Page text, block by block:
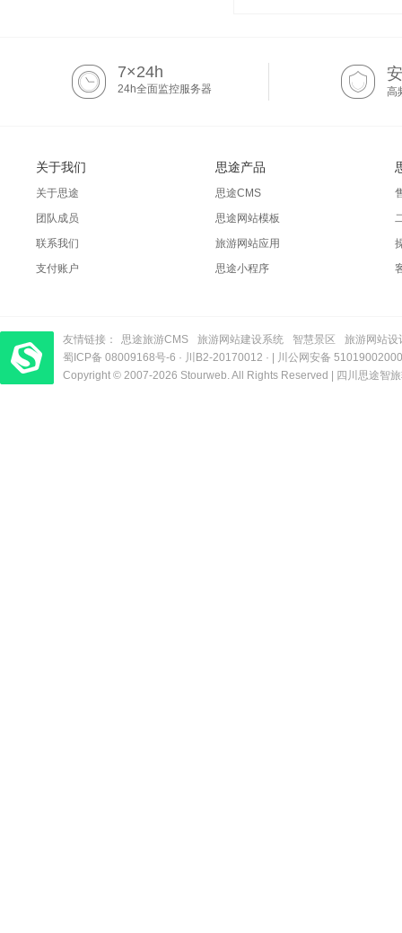
7×24h
24h全面监控服务器 高
关于我们
关于思途
团队成员
联系我们
支付账户
思途产品
思途CMS
思途网站模板
旅游网站应用
思途小程序
友情链接： 思途旅游CMS 旅游网站建设系统 智慧景区
旅游网站设
梦旅程酒店管理系统
​| 运营支持：创旅云营销​
蜀ICP备 08009168号-6 · 川B2-20170012 · |
川公网安备
Copyright © 2007-2026 Stourweb. All Rights Reserved | 四川思途智